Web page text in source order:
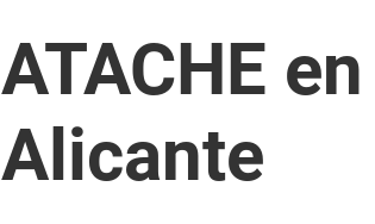
ATACHE en
Alicante